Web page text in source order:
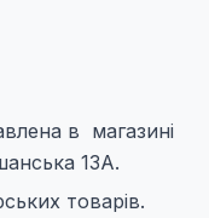
в магазині
13А.
товарів.